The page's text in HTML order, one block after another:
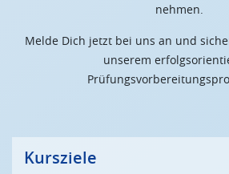
nehmen.
Melde Dich jetzt bei uns an und
unserem
Kursziele